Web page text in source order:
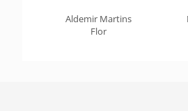
Aldemir Martins
Flor